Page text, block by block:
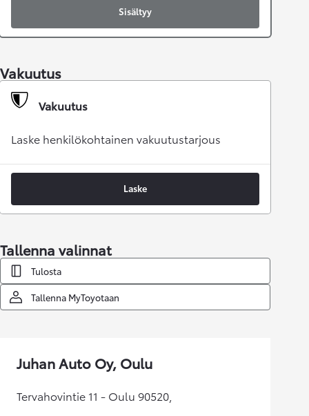
Sisältyy
Vakuutus
Vakuutus
Laske henkilökohtainen vakuutustarjous
Laske
Tallenna valinnat
Tulosta
Tallenna MyToyotaan
Juhan Auto Oy, Oulu
Tervahovintie 11 - Oulu 90520,